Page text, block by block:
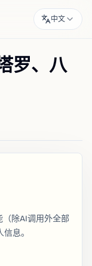
中文
罗、八
除AI调用外全部
息。